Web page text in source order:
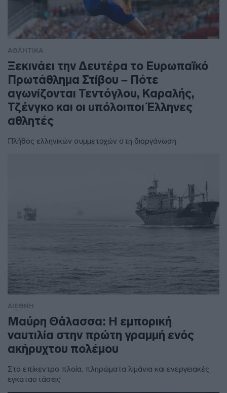
ΑΘΛΗΤΙΚΑ
Ξεκινάει την Δευτέρα το Ευρωπαϊκό
Πρωτάθλημα Στίβου – Πότε
αγωνίζονται Τεντόγλου, Καραλής,
Τζένγκο και οι υπόλοιποι Έλληνες
αθλητές
Πλήθος ελληνικών συμμετοχών στη διοργάνωση
ΔΙΕΘΝΗ
Μαύρη Θάλασσα: Η εμπορική
ναυτιλία στην πρώτη γραμμή ενός
ακήρυχτου πολέμου
Στο επίκεντρο πλοία, πληρώματα λιμάνια και ενεργειακές
εγκαταστάσεις